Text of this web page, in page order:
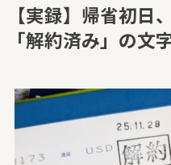
【実録】帰省初日
「解約済み」の文